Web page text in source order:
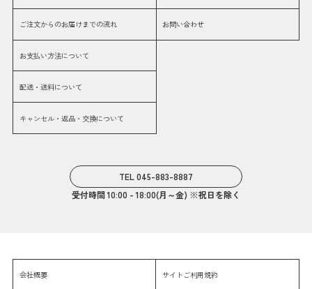
ご注文からのお届けまでの流れ
お支払い方法について
配送・送料について
キャンセル・返品・交換について
お問い合わせ
TEL 045-883-8887
受付時間 10:00 - 18:00(月～金) ※祝日を除く
会社概要 サイトご利用規約